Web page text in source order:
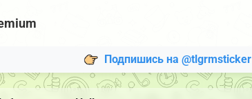
Подпишись на @tlgrmsticker